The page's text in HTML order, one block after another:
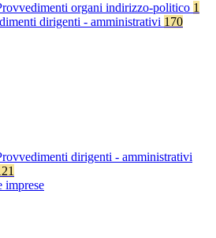
organi indirizzo-politico 1
dirigenti - amministrativi 170
dirigenti - amministrativi
imprese